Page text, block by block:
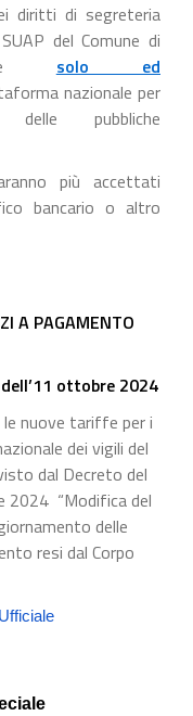
diritti di segreteria
del Comune di
solo ed
nazionale per
pubbliche
più accettati
bancario o altro
A PAGAMENTO
ottobre 2024
nuove tariffe per i
dei vigili del
dal Decreto del
2024 “Modifica del
delle
resi dal Corpo